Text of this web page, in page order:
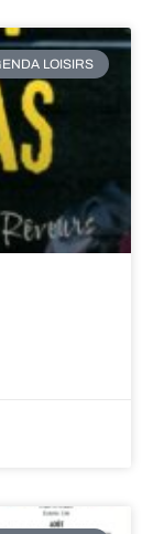
LOISIRS